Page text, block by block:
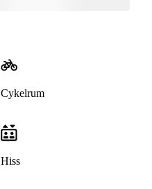
Cykelrum
Hiss